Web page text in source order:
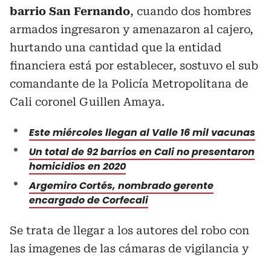
barrio San Fernando, cuando dos hombres
armados ingresaron y amenazaron al cajero,
hurtando una cantidad que la entidad
financiera está por establecer, sostuvo el sub
comandante de la Policía Metropolitana de
Cali coronel Guillen Amaya.
Este miércoles llegan al Valle 16 mil vacunas
Un total de 92 barrios en Cali no presentaron
homicidios en 2020
Argemiro Cortés, nombrado gerente
encargado de Corfecali
Se trata de llegar a los autores del robo con
las imagenes de las cámaras de vigilancia y